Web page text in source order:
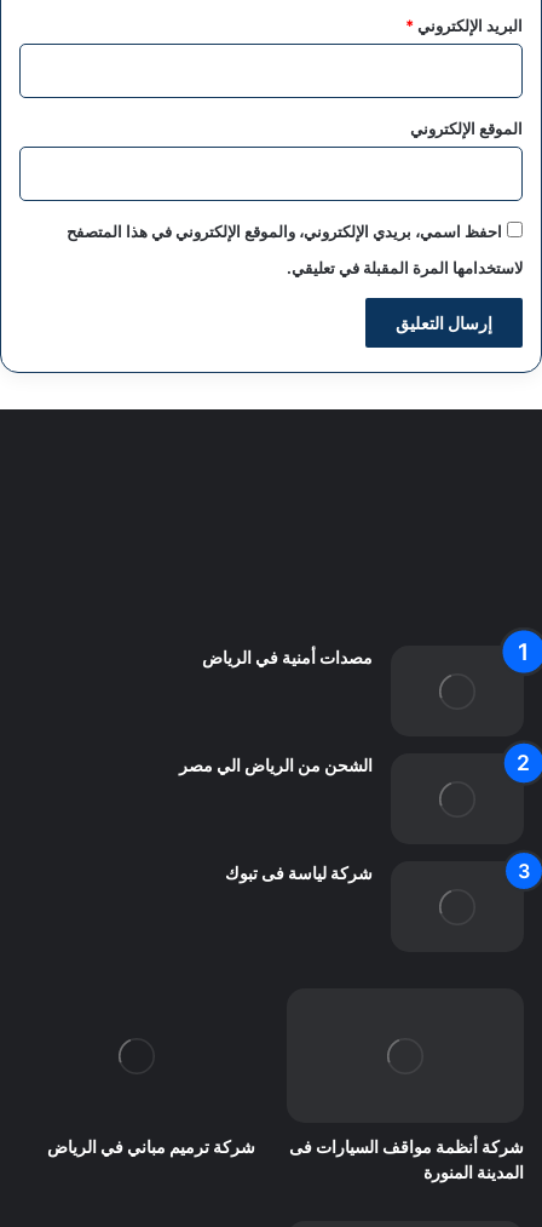
البريد الإلكتروني*
الموقع الإلكتروني
احفظ اسمي، بريدي الإلكتروني، والموقع الإلكتروني في هذا المتصفح
لاستخدامها المرة المقبلة في تعليقي.
مصدات أمنية في الرياض
الشحن من الرياض الي مصر
شركة لياسة فى تبوك
شركة أنظمة مواقف السيارات فى
المدينة المنورة
شركة ترميم مباني في الرياض